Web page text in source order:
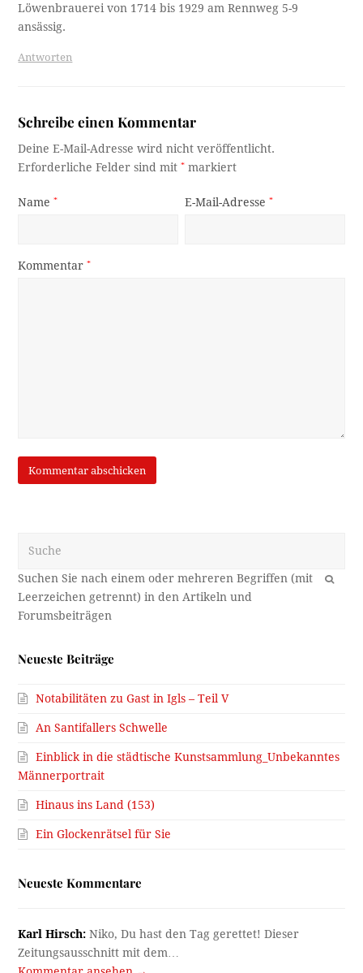
Löwenbrauerei von 1714 bis 1929 am Rennweg 5-9
ansässig.
Antworten
Schreibe einen Kommentar
Deine E-Mail-Adresse wird nicht veröffentlicht.
Erforderliche Felder sind mit* markiert
Name* E-Mail-Adresse*
Kommentar*
OK
Neueste Beiträge
Notabilitäten zu Gast in Igls – Teil V
An Santifallers Schwelle
Einblick in die städtische Kunstsammlung_Unbekanntes
Männerportrait
Hinaus ins Land (153)
Ein Glockenrätsel für Sie
Neueste Kommentare
Karl Hirsch: Niko, Du hast den Tag gerettet! Dieser
Zeitungsausschnitt mit dem…